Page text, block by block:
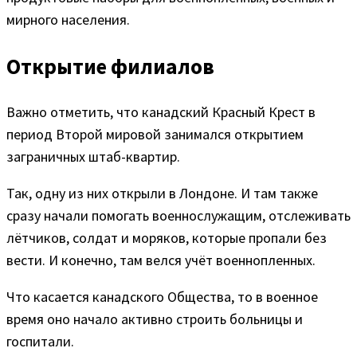
мирного населения.
Открытие филиалов
Важно отметить, что канадский Красный Крест в
период Второй мировой занимался открытием
заграничных штаб-квартир.
Так, одну из них открыли в Лондоне. И там также
сразу начали помогать военнослужащим, отслеживать
лётчиков, солдат и моряков, которые пропали без
вести. И конечно, там велся учёт военнопленных.
Что касается канадского Общества, то в военное
время оно начало активно строить больницы и
госпитали.